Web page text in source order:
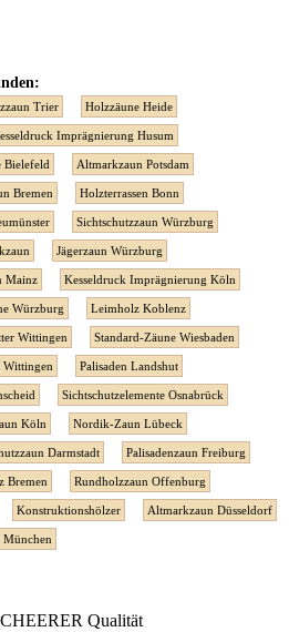
Trier Holzzäune Heide
Imprägnierung Husum
Bielefeld Altmarkzaun Potsdam
Bremen Holzterrassen Bonn
Sichtschutzzaun Würzburg
Jägerzaun Würzburg
Mainz Kesseldruck Imprägnierung Köln
Würzburg Leimholz Koblenz
Wittingen Standard-Zäune Wiesbaden
Wittingen Palisaden Landshut
Sichtschutzelemente Osnabrück
Köln Nordik-Zaun Lübeck
Darmstadt Palisadenzaun Freiburg
Bremen Rundholzzaun Offenburg
Konstruktionshölzer Altmarkzaun Düsseldorf